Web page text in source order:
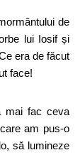
de
lui Iosif și
era de făcut
face!
mai fac ceva
am pus-o
să lumineze